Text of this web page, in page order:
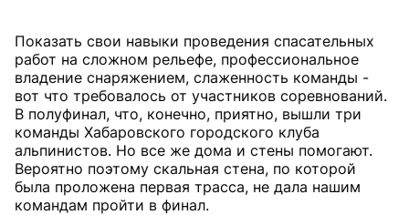
Показать свои навыки проведения спасательных
работ на сложном рельефе, профессиональное
владение снаряжением, слаженность команды -
вот что требовалось от участников соревнований.
В полуфинал, что, конечно, приятно, вышли три
команды Хабаровского городского клуба
альпинистов. Но все же дома и стены помогают.
Вероятно поэтому скальная стена, по которой
была проложена первая трасса, не дала нашим
командам пройти в финал.